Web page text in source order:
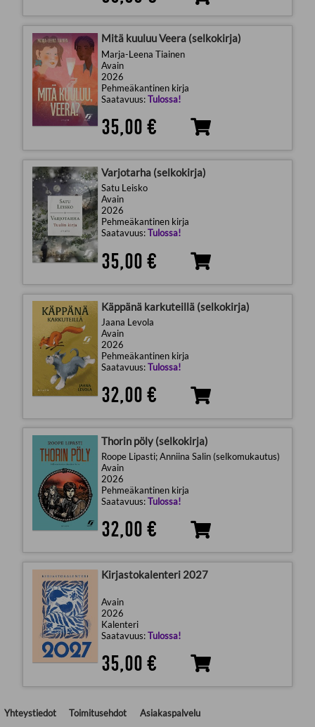
Mitä kuuluu Veera (selkokirja)
Marja-Leena Tiainen
Avain
2026
Pehmeäkantinen kirja
Saatavuus:Tulossa!
35,00 €
Varjotarha (selkokirja)
Satu Leisko
Avain
2026
Pehmeäkantinen kirja
Saatavuus:Tulossa!
35,00 €
Käppänä karkuteillä (selkokirja)
Jaana Levola
Avain
2026
Pehmeäkantinen kirja
Saatavuus:Tulossa!
32,00 €
Thorin pöly (selkokirja)
Roope Lipasti; Anniina Salin (selkomukautus)
Avain
2026
Pehmeäkantinen kirja
Saatavuus:Tulossa!
32,00 €
Kirjastokalenteri 2027
Avain
2026
Kalenteri
Saatavuus:Tulossa!
35,00 €
Yhteystiedot Toimitusehdot Asiakaspalvelu